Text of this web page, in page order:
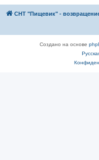
н
е
СНТ "Пищевик" -
Создано на основе